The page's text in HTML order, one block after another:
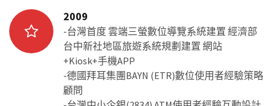
2009
-台灣首度 雲端三螢數位導覽系統建置 經濟部
台中新社地區旅遊系統規劃建置 網站
+Kiosk+手機APP
-德國拜耳集團BAYN (ETR)數位使用者經驗策略
顧問